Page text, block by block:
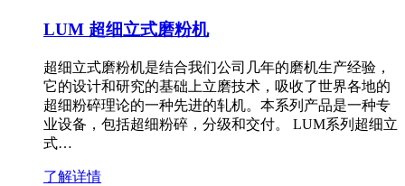
LUM 超细立式磨粉机
超细立式磨粉机是结合我们公司几年的磨机生产经验，
它的设计和研究的基础上立磨技术，吸收了世界各地的
超细粉碎理论的一种先进的轧机。本系列产品是一种专
业设备，包括超细粉碎，分级和交付。 LUM系列超细立
式…
了解详情